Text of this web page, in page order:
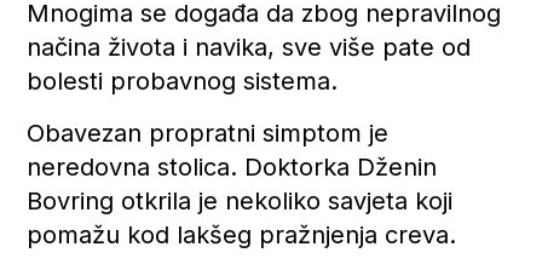
Mnogima se događa da zbog nepravilnog
načina života i navika, sve više pate od
bolesti probavnog sistema.
Obavezan propratni simptom je
neredovna stolica. Doktorka Dženin
Bovring otkrila je nekoliko savjeta koji
pomažu kod lakšeg pražnjenja creva.